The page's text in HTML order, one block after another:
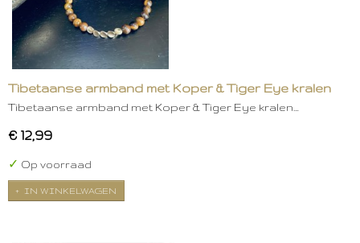
Tibetaanse armband met Koper & Tiger Eye kralen
Tibetaanse armband met Koper & Tiger Eye kralen…
€ 12,99
✓ Op voorraad
IN WINKELWAGEN